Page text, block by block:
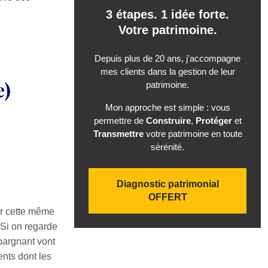
cette même
on regarde
vont
dont les
3 étapes. 1 idée forte.
Votre patrimoine.
Depuis plus de 20 ans, j'accompagne
mes clients dans la gestion de leur
patrimoine.
Mon approche est simple : vous
permettre de Construire, Protégeret
Transmettrevotre patrimoine en toute
sérénité.
Diagnostic patrimonial
OFFERT